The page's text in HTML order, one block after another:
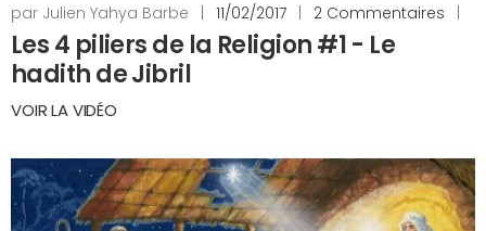
par Julien Yahya Barbe | 11/02/2017 | 2 Commentaires |
Les 4 piliers de la Religion #1 - Le
hadith de Jibril
VOIR LA VIDÉO